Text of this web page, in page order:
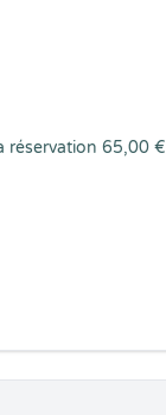
réservation 65,00 €